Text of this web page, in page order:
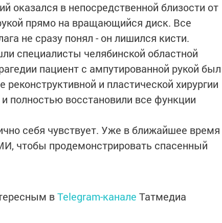
оказался в непосредственной близости от
прямо на вращающийся диск. Все
не сразу понял - он лишился кисти.
специалисты челябинской областной
пациент с ампутированной рукой был
реконструктивной и пластической хирургии
полностью восстановили все функции
себя чувствует. Уже в ближайшее время
чтобы продемонстрировать спасенный
вTelegram-канале Татмедиа